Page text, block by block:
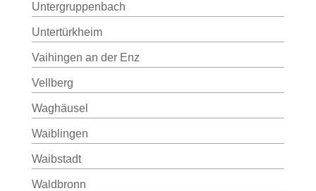
Untergruppenbach
Untertürkheim
Vaihingen an der Enz
Vellberg
Waghäusel
Waiblingen
Waibstadt
Waldbronn